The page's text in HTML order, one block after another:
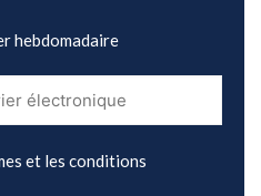
hebdomadaire
et les conditions